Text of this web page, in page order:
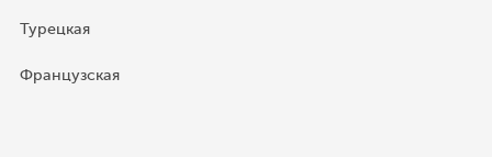
Турецкая
Французская